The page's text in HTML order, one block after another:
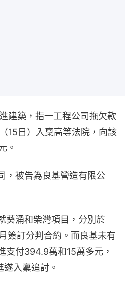
建築，指一工程公司拖欠款
15日）入稟高等法院，向該
。
，被告為良基營造有限公
葵涌和柴灣項目，分別於
簽訂分判合約。而良基未有
支付394.9萬和15萬多元，
入稟追討。